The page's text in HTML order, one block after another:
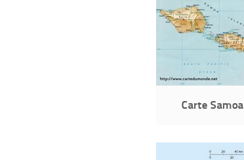
Carte Samoa